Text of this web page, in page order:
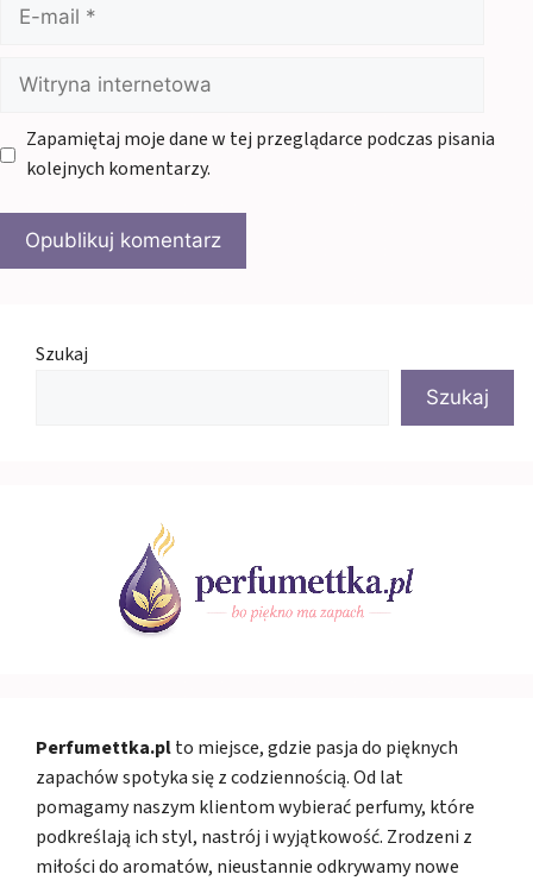
mail
Witryna
internetowa
Zapamiętaj moje dane w tej przeglądarce podczas pisania
kolejnych komentarzy.
Szukaj
Szukaj
Perfumettka.plto miejsce, gdzie pasja do pięknych
zapachów spotyka się z codziennością. Od lat
pomagamy naszym klientom wybierać perfumy, które
podkreślają ich styl, nastrój i wyjątkowość. Zrodzeni z
miłości do aromatów, nieustannie odkrywamy nowe